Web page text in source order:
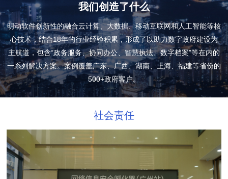
我们创造了什么
明动软件创新性的融合云计算、大数据、移动互联网和人工智能等核
心技术，结合18年的行业经验积累，形成了以助力数字政府建设为
主航道，包含“政务服务、协同办公、智慧执法、数字档案”等在内的
一系列解决方案。案例覆盖广东、广西、湖南、上海、福建等省份的
500+政府客户。
社会责任